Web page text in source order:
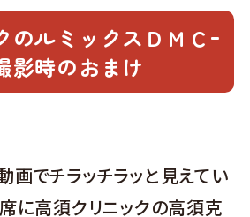
のルミックスＤＭＣｰ
影時のおまけ
画でチラッチラッと見えてい
に高須クリニックの高須克